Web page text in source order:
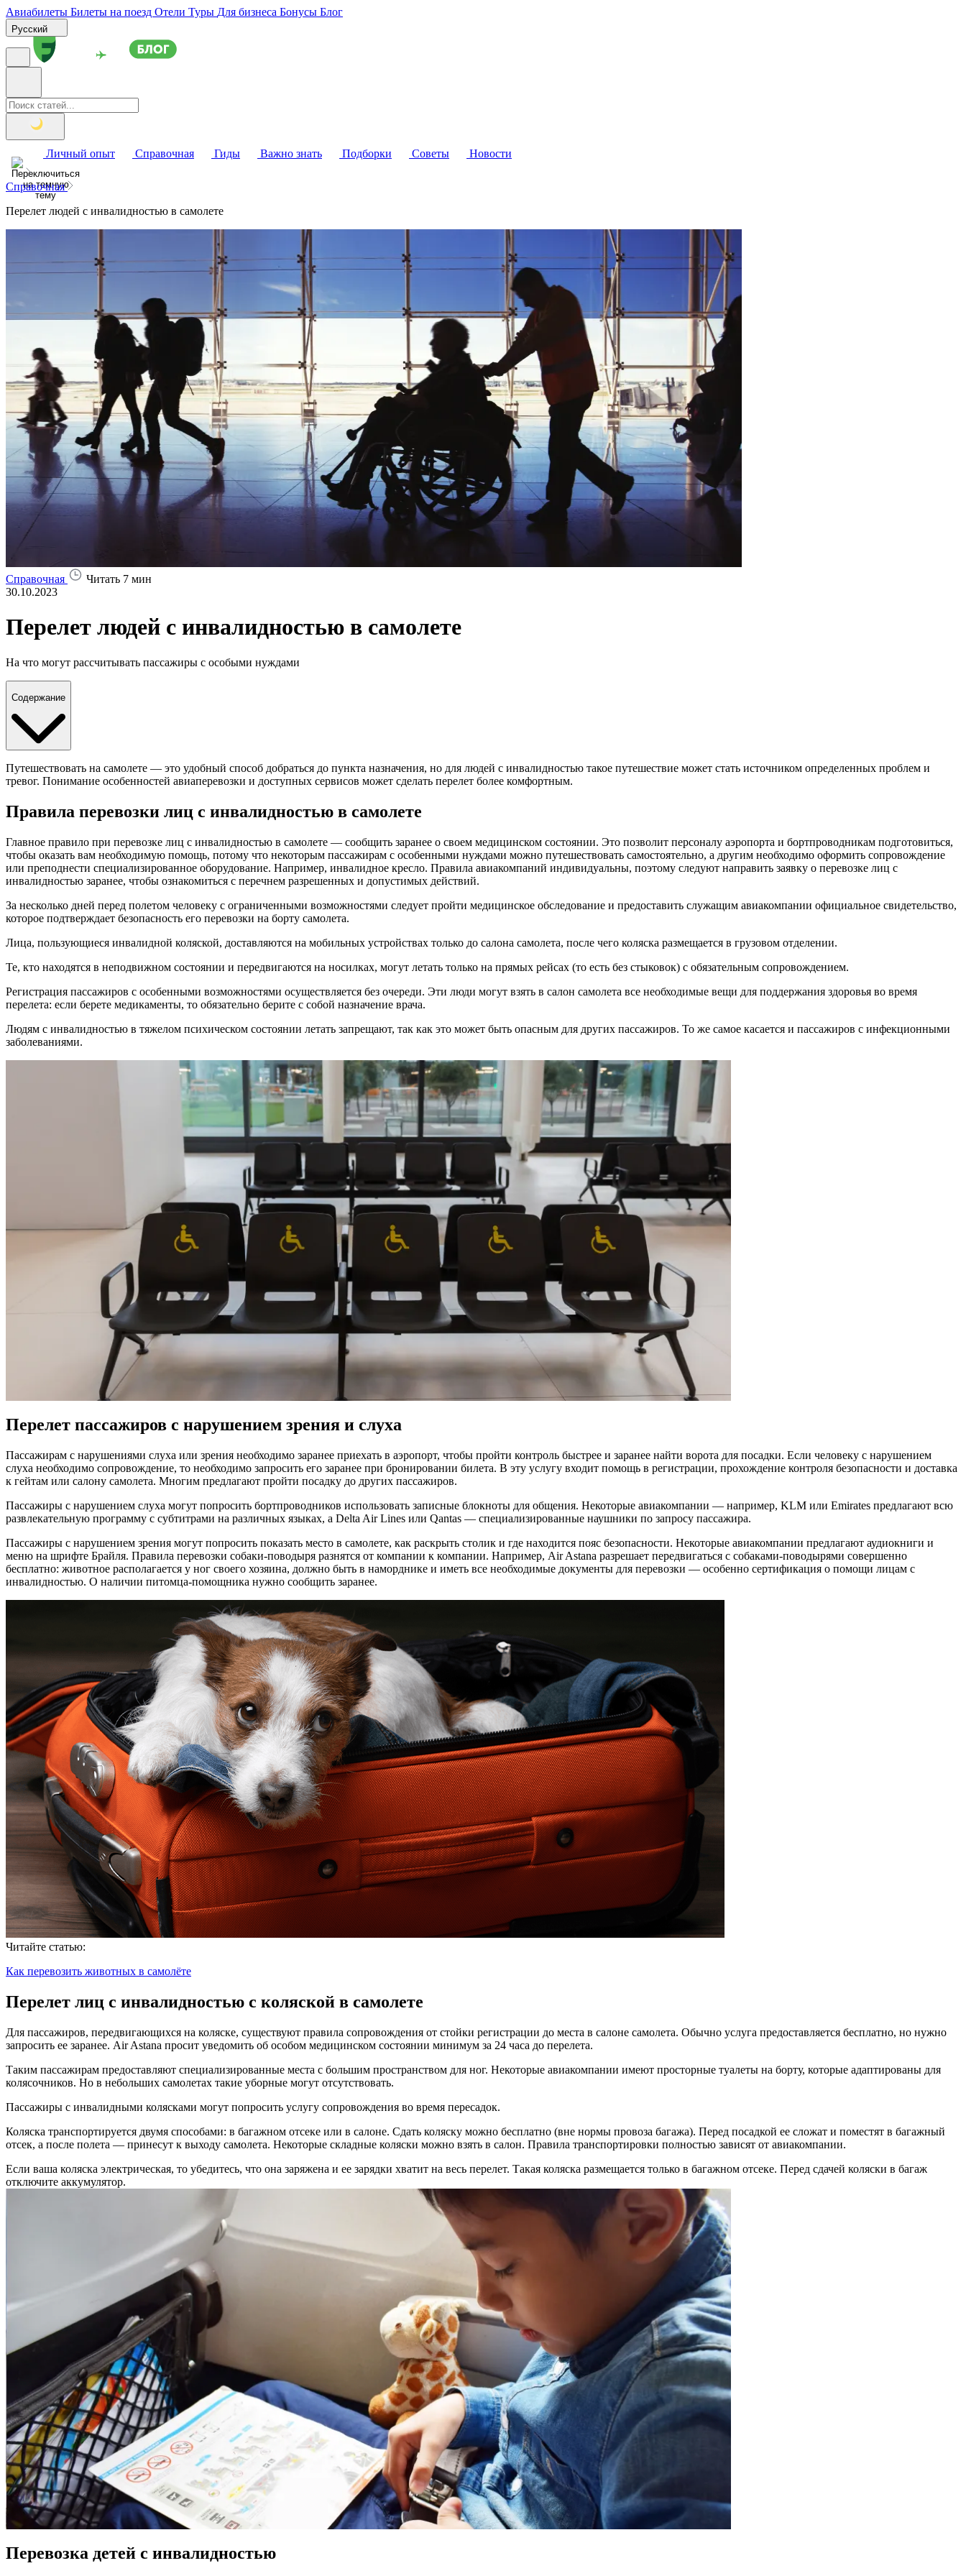
Авиабилеты Билеты на поезд Отели Туры Для бизнеса Бонусы Блог
Русский
Личный опыт Справочная Гиды Важно знать Подборки Советы Новости
Справочная
Перелет людей с инвалидностью в самолете
Справочная
Читать 7 мин
30.10.2023
Перелет людей с инвалидностью в самолете
На что могут рассчитывать пассажиры с особыми нуждами
Содержание
Путешествовать на самолете — это удобный способ добраться до пункта назначения, но для людей с инвалидностью такое путешествие может стать источником определенных проблем и
тревог. Понимание особенностей авиаперевозки и доступных сервисов может сделать перелет более комфортным.
Правила перевозки лиц с инвалидностью в самолете
Главное правило при перевозке лиц с инвалидностью в самолете — сообщить заранее о своем медицинском состоянии. Это позволит персоналу аэропорта и бортпроводникам подготовиться,
чтобы оказать вам необходимую помощь, потому что некоторым пассажирам с особенными нуждами можно путешествовать самостоятельно, а другим необходимо оформить сопровождение
или преподнести специализированное оборудование. Например, инвалидное кресло. Правила авиакомпаний индивидуальны, поэтому следуют направить заявку о перевозке лиц с
инвалидностью заранее, чтобы ознакомиться с перечнем разрешенных и допустимых действий.
За несколько дней перед полетом человеку с ограниченными возможностями следует пройти медицинское обследование и предоставить служащим авиакомпании официальное свидетельство,
которое подтверждает безопасность его перевозки на борту самолета.
Лица, пользующиеся инвалидной коляской, доставляются на мобильных устройствах только до салона самолета, после чего коляска размещается в грузовом отделении.
Те, кто находятся в неподвижном состоянии и передвигаются на носилках, могут летать только на прямых рейсах (то есть без стыковок) с обязательным сопровождением.
Регистрация пассажиров с особенными возможностями осуществляется без очереди. Эти люди могут взять в салон самолета все необходимые вещи для поддержания здоровья во время
перелета: если берете медикаменты, то обязательно берите с собой назначение врача.
Людям с инвалидностью в тяжелом психическом состоянии летать запрещают, так как это может быть опасным для других пассажиров. То же самое касается и пассажиров с инфекционными
заболеваниями.
Перелет пассажиров с нарушением зрения и слуха
Пассажирам с нарушениями слуха или зрения необходимо заранее приехать в аэропорт, чтобы пройти контроль быстрее и заранее найти ворота для посадки. Если человеку с нарушением
слуха необходимо сопровождение, то необходимо запросить его заранее при бронировании билета. В эту услугу входит помощь в регистрации, прохождение контроля безопасности и доставка
к гейтам или салону самолета. Многим предлагают пройти посадку до других пассажиров.
Пассажиры с нарушением слуха могут попросить бортпроводников использовать записные блокноты для общения. Некоторые авиакомпании — например, KLM или Emirates предлагают всю
развлекательную программу с субтитрами на различных языках, а Delta Air Lines или Qantas — специализированные наушники по запросу пассажира.
Пассажиры с нарушением зрения могут попросить показать место в самолете, как раскрыть столик и где находится пояс безопасности. Некоторые авиакомпании предлагают аудиокниги и
меню на шрифте Брайля. Правила перевозки собаки-поводыря разнятся от компании к компании. Например, Air Astana разрешает передвигаться с собаками-поводырями совершенно
бесплатно: животное располагается у ног своего хозяина, должно быть в наморднике и иметь все необходимые документы для перевозки — особенно сертификация о помощи лицам с
инвалидностью. О наличии питомца-помощника нужно сообщить заранее.
Читайте статью:
Как перевозить животных в самолёте
Перелет лиц с инвалидностью с коляской в самолете
Для пассажиров, передвигающихся на коляске, существуют правила сопровождения от стойки регистрации до места в салоне самолета. Обычно услуга предоставляется бесплатно, но нужно
запросить ее заранее. Air Astana просит уведомить об особом медицинском состоянии минимум за 24 часа до перелета.
Таким пассажирам предоставляют специализированные места с большим пространством для ног. Некоторые авиакомпании имеют просторные туалеты на борту, которые адаптированы для
колясочников. Но в небольших самолетах такие уборные могут отсутствовать.
Пассажиры с инвалидными колясками могут попросить услугу сопровождения во время пересадок.
Коляска транспортируется двумя способами: в багажном отсеке или в салоне. Сдать коляску можно бесплатно (вне нормы провоза багажа). Перед посадкой ее сложат и поместят в багажный
отсек, а после полета — принесут к выходу самолета. Некоторые складные коляски можно взять в салон. Правила транспортировки полностью зависят от авиакомпании.
Если ваша коляска электрическая, то убедитесь, что она заряжена и ее зарядки хватит на весь перелет. Такая коляска размещается только в багажном отсеке. Перед сдачей коляски в багаж
отключите аккумулятор.
Перевозка детей с инвалидностью